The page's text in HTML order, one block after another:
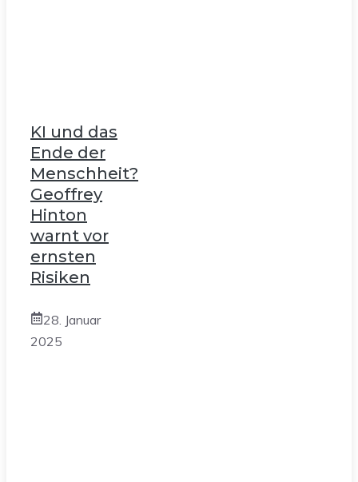
KI und das
Ende der
Menschheit?
Geoffrey
Hinton
warnt vor
ernsten
Risiken
28. Januar
2025